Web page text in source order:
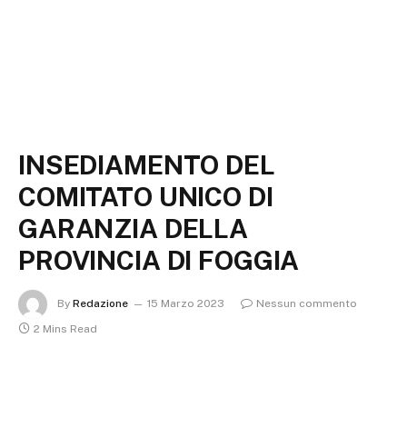
INSEDIAMENTO DEL
COMITATO UNICO DI
GARANZIA DELLA
PROVINCIA DI FOGGIA
By Redazione 15 Marzo 2023
Nessun commento
2 Mins Read